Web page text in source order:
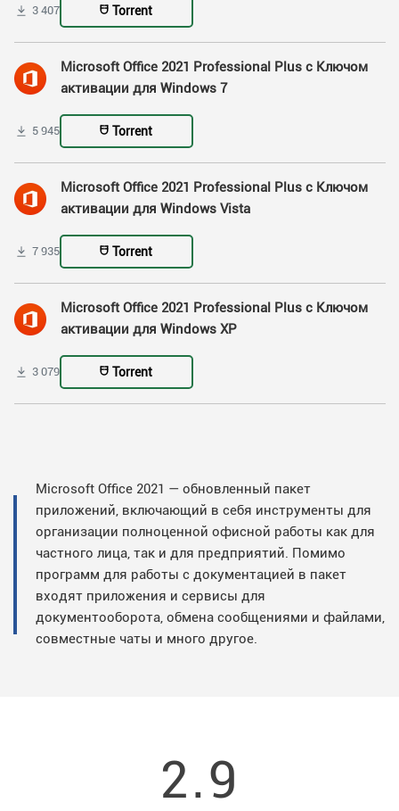
3 407 Torrent
Microsoft Office 2021 Professional Plus с Ключом
активации для Windows 7
5 945 Torrent
Microsoft Office 2021 Professional Plus с Ключом
активации для Windows Vista
7 935 Torrent
Microsoft Office 2021 Professional Plus с Ключом
активации для Windows XP
3 079 Torrent
Microsoft Office 2021 — обновленный пакет
приложений, включающий в себя инструменты для
организации полноценной офисной работы как для
частного лица, так и для предприятий. Помимо
программ для работы с документацией в пакет
входят приложения и сервисы для
документооборота, обмена сообщениями и файлами,
совместные чаты и много другое.
2.9